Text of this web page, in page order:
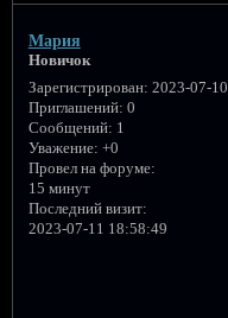
Мария
Новичок
Зарегистрирован: 2023-07-10
Приглашений: 0
Сообщений: 1
Уважение: +0
Провел на форуме:
15 минут
Последний визит:
2023-07-11 18:58:49